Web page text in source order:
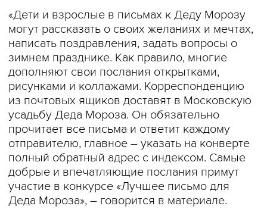
«Дети и взрослые в письмах к Деду Морозу
могут рассказать о своих желаниях и мечтах,
написать поздравления, задать вопросы о
зимнем празднике. Как правило, многие
дополняют свои послания открытками,
рисунками и коллажами. Корреспонденцию
из почтовых ящиков доставят в Московскую
усадьбу Деда Мороза. Он обязательно
прочитает все письма и ответит каждому
отправителю, главное – указать на конверте
полный обратный адрес с индексом. Самые
добрые и впечатляющие послания примут
участие в конкурсе «Лучшее письмо для
Деда Мороза», – говорится в материале.